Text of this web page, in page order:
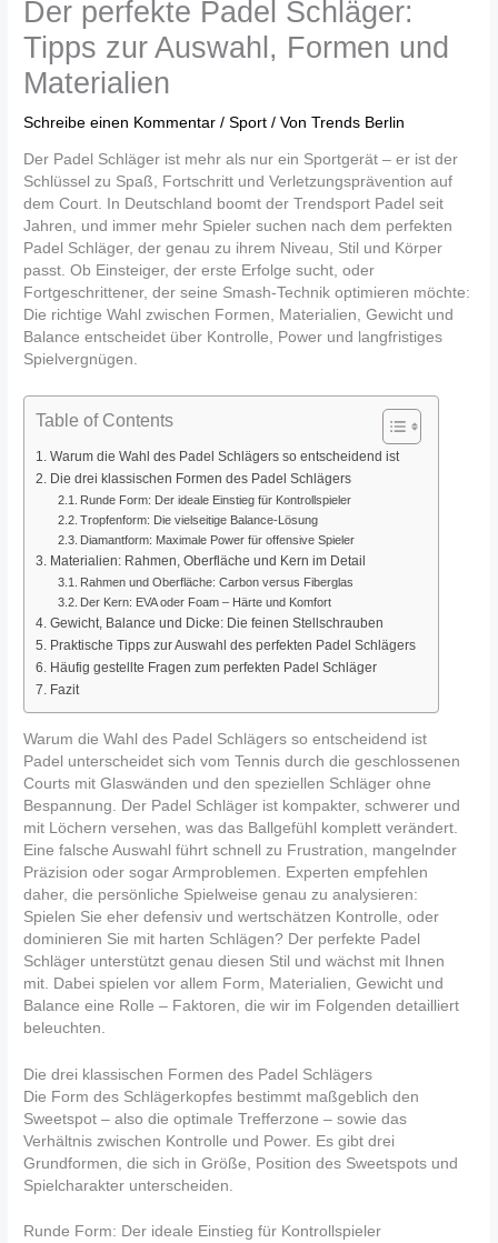
Der perfekte Padel Schläger:
Tipps zur Auswahl, Formen und
Materialien
Schreibe einen Kommentar /Sport / VonTrends Berlin
Der Padel Schläger ist mehr als nur ein Sportgerät – er ist der
Schlüssel zu Spaß, Fortschritt und Verletzungsprävention auf
dem Court. In Deutschland boomt der Trendsport Padel seit
Jahren, und immer mehr Spieler suchen nach dem perfekten
Padel Schläger, der genau zu ihrem Niveau, Stil und Körper
passt. Ob Einsteiger, der erste Erfolge sucht, oder
Fortgeschrittener, der seine Smash-Technik optimieren möchte:
Die richtige Wahl zwischen Formen, Materialien, Gewicht und
Balance entscheidet über Kontrolle, Power und langfristiges
Spielvergnügen.
Table of Contents
Warum die Wahl des Padel Schlägers so entscheidend ist
Die drei klassischen Formen des Padel Schlägers
Runde Form: Der ideale Einstieg für Kontrollspieler
Tropfenform: Die vielseitige Balance-Lösung
Diamantform: Maximale Power für offensive Spieler
Materialien: Rahmen, Oberfläche und Kern im Detail
Rahmen und Oberfläche: Carbon versus Fiberglas
Der Kern: EVA oder Foam – Härte und Komfort
Gewicht, Balance und Dicke: Die feinen Stellschrauben
Praktische Tipps zur Auswahl des perfekten Padel Schlägers
Häufig gestellte Fragen zum perfekten Padel Schläger
Fazit
Warum die Wahl des Padel Schlägers so entscheidend ist
Padel unterscheidet sich vom Tennis durch die geschlossenen
Courts mit Glaswänden und den speziellen Schläger ohne
Bespannung. Der Padel Schläger ist kompakter, schwerer und
mit Löchern versehen, was das Ballgefühl komplett verändert.
Eine falsche Auswahl führt schnell zu Frustration, mangelnder
Präzision oder sogar Armproblemen. Experten empfehlen
daher, die persönliche Spielweise genau zu analysieren:
Spielen Sie eher defensiv und wertschätzen Kontrolle, oder
dominieren Sie mit harten Schlägen? Der perfekte Padel
Schläger unterstützt genau diesen Stil und wächst mit Ihnen
mit. Dabei spielen vor allem Form, Materialien, Gewicht und
Balance eine Rolle – Faktoren, die wir im Folgenden detailliert
beleuchten.
Die drei klassischen Formen des Padel Schlägers
Die Form des Schlägerkopfes bestimmt maßgeblich den
Sweetspot – also die optimale Trefferzone – sowie das
Verhältnis zwischen Kontrolle und Power. Es gibt drei
Grundformen, die sich in Größe, Position des Sweetspots und
Spielcharakter unterscheiden.
Runde Form: Der ideale Einstieg für Kontrollspieler